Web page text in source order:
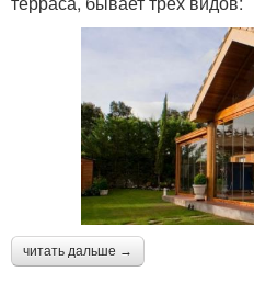
читать дальше →